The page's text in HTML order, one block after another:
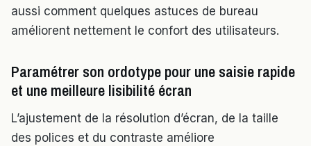
aussi comment quelques astuces de bureau
améliorent nettement le confort des utilisateurs.
Paramétrer son ordotype pour une saisie rapide
et une meilleure lisibilité écran
L’ajustement de la résolution d’écran, de la taille
des polices et du contraste améliore